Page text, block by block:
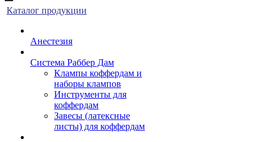
Каталог продукции
Анестезия
Система Раббер Дам
Клампы коффердам и
наборы клампов
Инструменты для
коффердам
Завесы (латексные
листы) для коффердам